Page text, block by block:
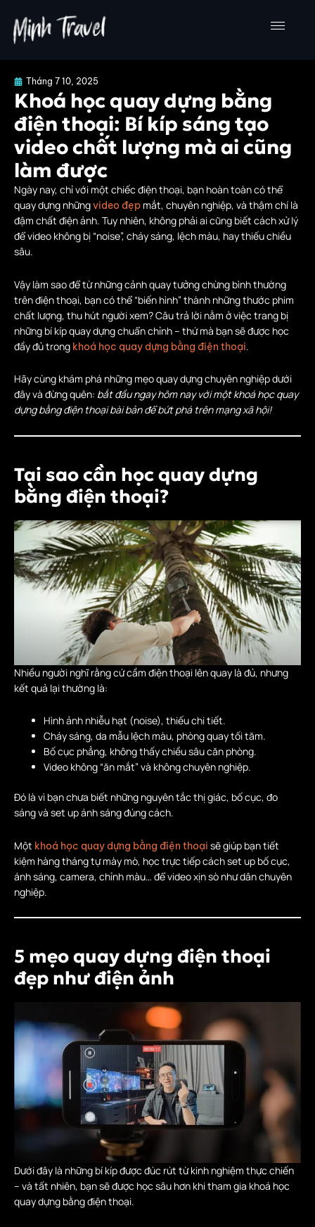
nội
Tháng 7 10, 2025
Khoá học quay dựng bằng
điện thoại: Bí kíp sáng tạo
video chất lượng mà ai cũng
làm được
Ngày nay, chỉ với một chiếc điện thoại, bạn hoàn toàn có thể
quay dựng nhữngvideo đẹp mắt, chuyên nghiệp, và thậm chí là
đậm chất điện ảnh. Tuy nhiên, không phải ai cũng biết cách xử lý
để video không bị “noise”, cháy sáng, lệch màu, hay thiếu chiều
sâu.
Vậy làm sao để từ những cảnh quay tưởng chừng bình thường
trên điện thoại, bạn có thể “biến hình” thành những thước phim
chất lượng, thu hút người xem? Câu trả lời nằm ở việc trang bị
những bí kíp quay dựng chuẩn chỉnh – thứ mà bạn sẽ được học
đầy đủ trong khoá học quay dựng bằng điện thoại.
Hãy cùng khám phá những mẹo quay dựng chuyên nghiệp dưới
đây và đừng quên: bắt đầu ngay hôm nay với một khoá học quay
dựng bằng điện thoại bài bản để bứt phá trên mạng xã hội!
Tại sao cần học quay dựng
bằng điện thoại?
Nhiều người nghĩ rằng cứ cầm điện thoại lên quay là đủ, nhưng
kết quả lại thường là:
Hình ảnh nhiễu hạt (noise), thiếu chi tiết.
Cháy sáng, da mẫu lệch màu, phòng quay tối tăm.
Bố cục phẳng, không thấy chiều sâu căn phòng.
Video không “ăn mắt” và không chuyên nghiệp.
Đó là vì bạn chưa biết những nguyên tắc thị giác, bố cục, đo
sáng và set up ánh sáng đúng cách.
Một khoá học quay dựng bằng điện thoại sẽ giúp bạn tiết
kiệm hàng tháng tự mày mò, học trực tiếp cách set up bố cục,
ánh sáng, camera, chỉnh màu… để video xịn sò như dân chuyên
nghiệp.
5 mẹo quay dựng điện thoại
đẹp như điện ảnh
Dưới đây là những bí kíp được đúc rút từ kinh nghiệm thực chiến
– và tất nhiên, bạn sẽ được học sâu hơn khi tham gia khoá học
quay dựng bằng điện thoại.